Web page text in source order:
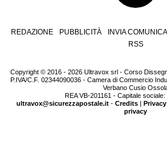
REDAZIONE PUBBLICITÀ INVIA
RSS
Copyright © 2016 - 2026 Ultravox srl - Corso
P.IVA/C.F. 02344090036 - Camera di Commercio
Verbano Cusio
REA VB-201161 - Capitale
ultravox@sicurezzapostale.it- Credits|
privacy